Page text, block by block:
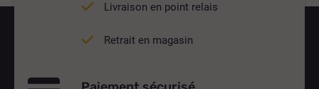
Livraison en point relais
Retrait en magasin